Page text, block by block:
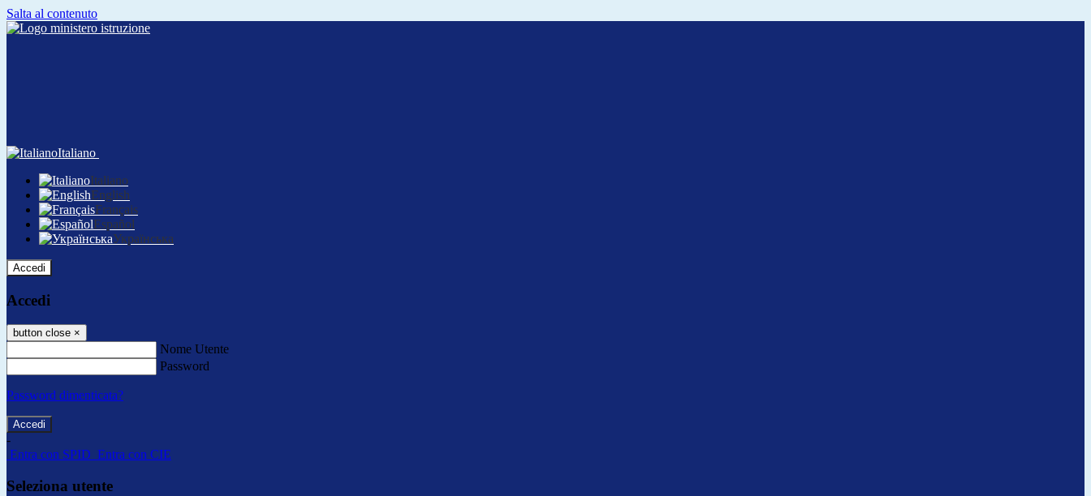
Salta al contenuto
Italiano
Italiano
English
Français
Español
Українська
Accedi
Accedi
button close ×
Nome Utente
Password
Password dimenticata?
-
Entra con SPID Entra con CIE
Seleziona utente